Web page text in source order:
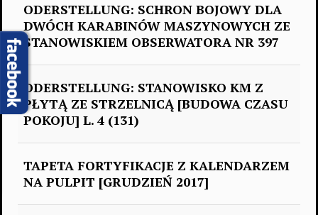
ODERSTELLUNG: SCHRON BOJOWY DLA
DWÓCH KARABINÓW MASZYNOWYCH ZE
STANOWISKIEM OBSERWATORA NR 397
ODERSTELLUNG: STANOWISKO KM Z
PŁYTĄ ZE STRZELNICĄ [BUDOWA CZASU
POKOJU] L. 4 (131)
TAPETA FORTYFIKACJE Z KALENDARZEM
NA PULPIT [GRUDZIEŃ 2017]